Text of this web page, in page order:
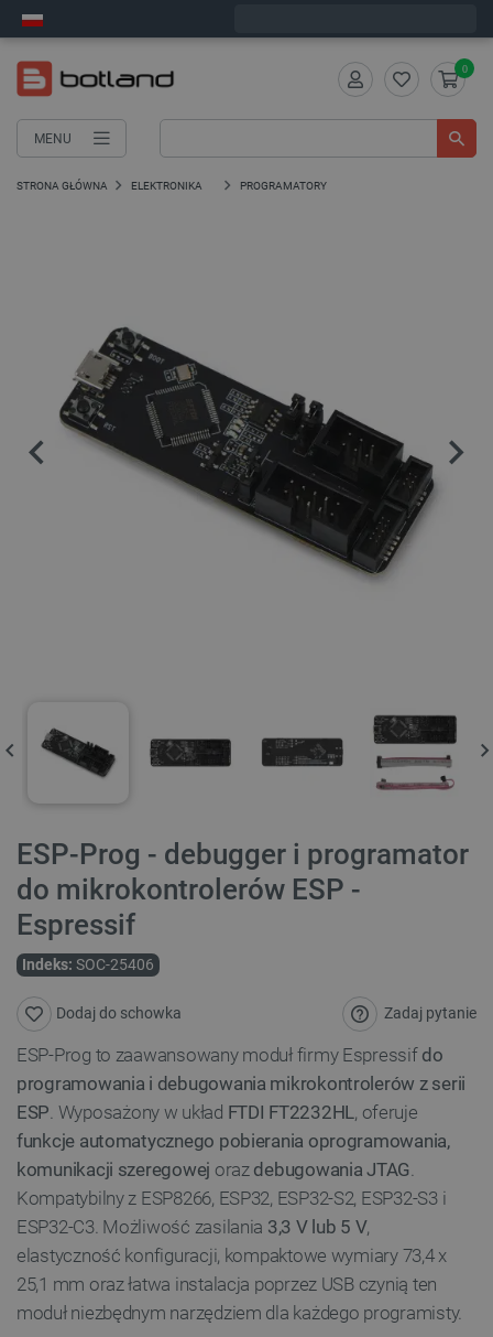
MENU
0
STRONA GŁÓWNA ELEKTRONIKA PROGRAMATORY
ESP-Prog - debugger i programator
do mikrokontrolerów ESP -
Espressif
Indeks: SOC-25406
Zadaj pytanie
Dodaj do schowka
ESP-Prog to zaawansowany moduł firmy Espressif do
programowania i debugowania mikrokontrolerów z serii
ESP. Wyposażony w układ FTDI FT2232HL, oferuje
funkcje automatycznego pobierania oprogramowania,
komunikacji szeregowej orazdebugowania JTAG.
Kompatybilny z ESP8266, ESP32, ESP32-S2, ESP32-S3 i
ESP32-C3. Możliwość zasilania 3,3 V lub 5 V,
elastyczność konfiguracji, kompaktowe wymiary 73,4 x
25,1 mm oraz łatwa instalacja poprzez USB czynią ten
moduł niezbędnym narzędziem dla każdego programisty.